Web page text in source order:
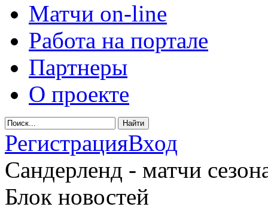
Матчи on-line
Работа на портале
Партнеры
О проекте
РегистрацияВход
Сандерленд - матчи
Блок новостей